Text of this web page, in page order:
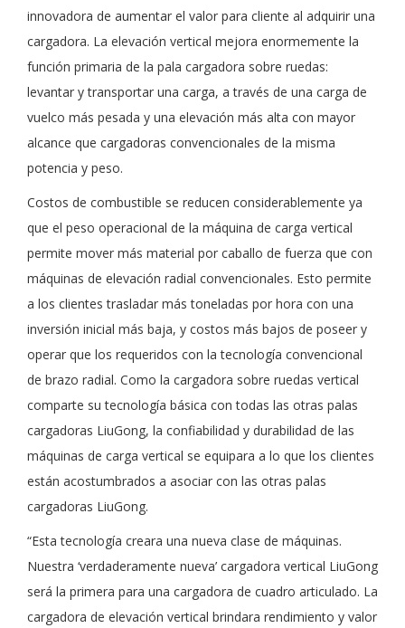
innovadora de aumentar el valor para cliente al adquirir una
cargadora. La elevación vertical mejora enormemente la
función primaria de la pala cargadora sobre ruedas:
levantar y transportar una carga, a través de una carga de
vuelco más pesada y una elevación más alta con mayor
alcance que cargadoras convencionales de la misma
potencia y peso.
Costos de combustible se reducen considerablemente ya
que el peso operacional de la máquina de carga vertical
permite mover más material por caballo de fuerza que con
máquinas de elevación radial convencionales. Esto permite
a los clientes trasladar más toneladas por hora con una
inversión inicial más baja, y costos más bajos de poseer y
operar que los requeridos con la tecnología convencional
de brazo radial. Como la cargadora sobre ruedas vertical
comparte su tecnología básica con todas las otras palas
cargadoras LiuGong, la confiabilidad y durabilidad de las
máquinas de carga vertical se equipara a lo que los clientes
están acostumbrados a asociar con las otras palas
cargadoras LiuGong.
“Esta tecnología creara una nueva clase de máquinas.
Nuestra ‘verdaderamente nueva’ cargadora vertical LiuGong
será la primera para una cargadora de cuadro articulado. La
cargadora de elevación vertical brindara rendimiento y valor